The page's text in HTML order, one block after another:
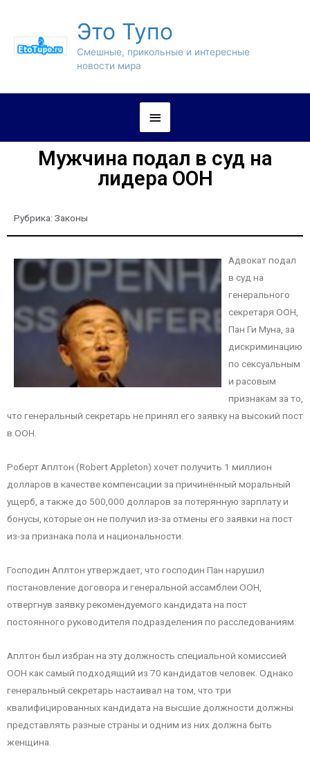
Это Тупо
Смешные, прикольные и интересные
новости мира
Мужчина подал в суд на
лидера ООН
Рубрика: Законы
Адвокат подал
в суд на
генерального
секретаря ООН,
Пан Ги Муна, за
дискриминацию
по сексуальным
и расовым
признакам за то,
что генеральный секретарь не принял его заявку на высокий пост
в ООН.
Роберт Аплтон (Robert Appleton) хочет получить 1 миллион
долларов в качестве компенсации за причинённый моральный
ущерб, а также до 500,000 долларов за потерянную зарплату и
бонусы, которые он не получил из-за отмены его заявки на пост
из-за признака пола и национальности.
Господин Аплтон утверждает, что господин Пан нарушил
постановление договора и генеральной ассамблеи ООН,
отвергнув заявку рекомендуемого кандидата на пост
постоянного руководителя подразделения по расследованиям.
Аплтон был избран на эту должность специальной комиссией
ООН как самый подходящий из 70 кандидатов человек. Однако
генеральный секретарь настаивал на том, что три
квалифицированных кандидата на высшие должности должны
представлять разные страны и одним из них должна быть
женщина.